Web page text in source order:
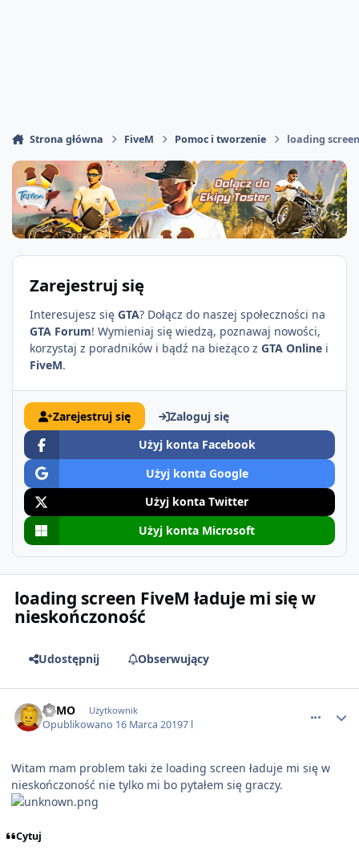
Strona główna FiveM Pomoc i tworzenie loading
Zarejestruj się
Interesujesz się GTA? Dołącz do naszej społeczności na
GTA Forum! Wymieniaj się wiedzą, poznawaj nowości,
korzystaj z poradników i bądź na bieżąco z GTA Online i
FiveM.
Zarejestruj się
Zaloguj się
Użyj konta Facebook
Użyj konta Google
Użyj konta Twitter
Użyj konta Microsoft
loading screen FiveM ładuje mi się w
nieskończoność
Udostępnij Obserwujący
TYMO Użytkownik
Opublikowano 16 Marca 20197 l
Witam mam problem taki że loading screen ładuje mi się w
nieskończoność nie tylko mi bo pytałem się graczy.
Cytuj